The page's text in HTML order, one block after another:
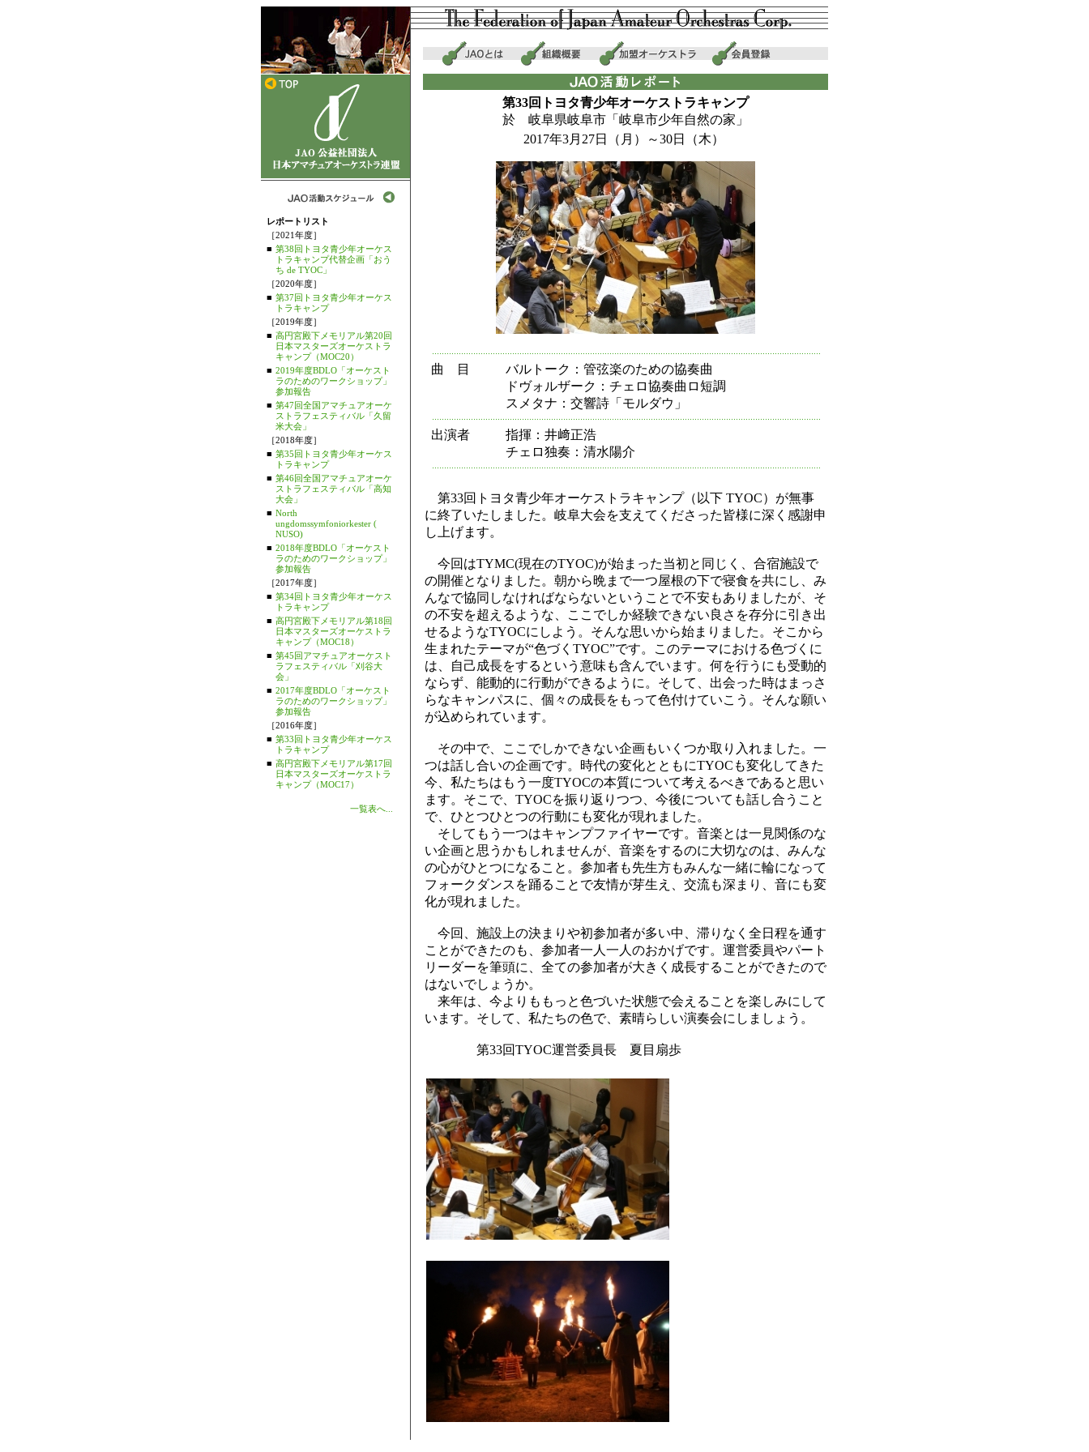
レポートリスト
［2021年度］
■ 第38回トヨタ青少年オーケス
トラキャンプ代替企画「おう
ち de TYOC」
［2020年度］
■ 第37回トヨタ青少年オーケス
トラキャンプ
［2019年度］
■ 高円宮殿下メモリアル第20回
日本マスターズオーケストラ
キャンプ（MOC20）
■ 2019年度BDLO「オーケスト
ラのためのワークショップ」
参加報告
■ 第47回全国アマチュアオーケ
ストラフェスティバル「久留
米大会」
［2018年度］
■ 第35回トヨタ青少年オーケス
トラキャンプ
■ 第46回全国アマチュアオーケ
ストラフェスティバル「高知
大会」
■ North
ungdomssymfoniorkester (
NUSO)
■ 2018年度BDLO「オーケスト
ラのためのワークショップ」
参加報告
［2017年度］
■ 第34回トヨタ青少年オーケス
トラキャンプ
■ 高円宮殿下メモリアル第18回
日本マスターズオーケストラ
キャンプ（MOC18）
■ 第45回アマチュアオーケスト
ラフェスティバル「刈谷大
会」
■ 2017年度BDLO「オーケスト
ラのためのワークショップ」
参加報告
［2016年度］
■ 第33回トヨタ青少年オーケス
トラキャンプ
■ 高円宮殿下メモリアル第17回
日本マスターズオーケストラ
キャンプ（MOC17）
一覧表へ...
第33回トヨタ青少年オーケストラキャンプ
於 岐阜県岐阜市「岐阜市少年自然の家」
2017年3月27日（月）～30日（木）
曲 目
バルトーク：管弦楽のための協奏曲
ドヴォルザーク：チェロ協奏曲ロ短調
スメタナ：交響詩「モルダウ」
出演者
指揮：井﨑正浩
チェロ独奏：清水陽介
第33回トヨタ青少年オーケストラキャンプ（以下 TYOC）が無事
に終了いたしました。岐阜大会を支えてくださった皆様に深く感謝申
し上げます。
今回はTYMC(現在のTYOC)が始まった当初と同じく、合宿施設で
の開催となりました。朝から晩まで一つ屋根の下で寝食を共にし、み
んなで協同しなければならないということで不安もありましたが、そ
の不安を超えるような、ここでしか経験できない良さを存分に引き出
せるようなTYOCにしよう。そんな思いから始まりました。そこから
生まれたテーマが“色づくTYOC”です。このテーマにおける色づくに
は、自己成長をするという意味も含んでいます。何を行うにも受動的
ならず、能動的に行動ができるように。そして、出会った時はまっさ
らなキャンパスに、個々の成長をもって色付けていこう。そんな願い
が込められています。
その中で、ここでしかできない企画もいくつか取り入れました。一
つは話し合いの企画です。時代の変化とともにTYOCも変化してきた
今、私たちはもう一度TYOCの本質について考えるべきであると思い
ます。そこで、TYOCを振り返りつつ、今後についても話し合うこと
で、ひとつひとつの行動にも変化が現れました。
そしてもう一つはキャンプファイヤーです。音楽とは一見関係のな
い企画と思うかもしれませんが、音楽をするのに大切なのは、みんな
の心がひとつになること。参加者も先生方もみんな一緒に輪になって
フォークダンスを踊ることで友情が芽生え、交流も深まり、音にも変
化が現れました。
今回、施設上の決まりや初参加者が多い中、滞りなく全日程を通す
ことができたのも、参加者一人一人のおかげです。運営委員やパート
リーダーを筆頭に、全ての参加者が大きく成長することができたので
はないでしょうか。
来年は、今よりももっと色づいた状態で会えることを楽しみにして
います。そして、私たちの色で、素晴らしい演奏会にしましょう。
第33回TYOC運営委員長 夏目扇歩